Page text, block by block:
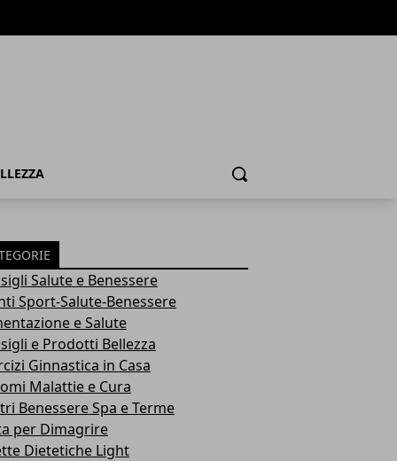
Cerca
Salute e Benessere
Sport-Salute-Benessere
e Salute
e Prodotti Bellezza
Ginnastica in Casa
Malattie e Cura
Benessere Spa e Terme
per Dimagrire
Dietetiche Light